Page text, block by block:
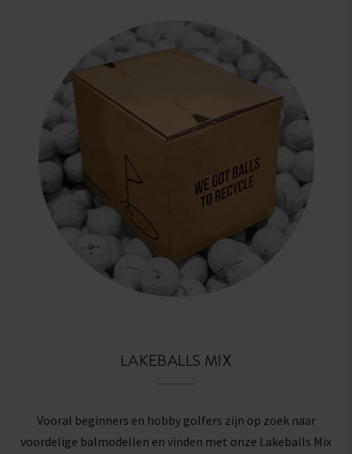
LAKEBALLS MIX
Vooral beginners en hobby golfers zijn op zoek naar
voordelige balmodellen en vinden met onze Lakeballs Mix